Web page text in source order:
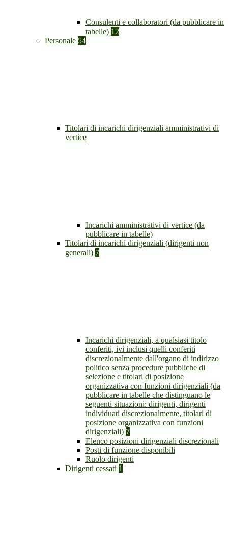
Consulenti e collaboratori (da pubblicare in
tabelle) 12
Personale 54
Titolari di incarichi dirigenziali amministrativi di
vertice
Incarichi amministrativi di vertice (da
pubblicare in tabelle)
Titolari di incarichi dirigenziali (dirigenti non
generali) 7
Incarichi dirigenziali, a qualsiasi titolo
conferiti, ivi inclusi quelli conferiti
discrezionalmente dall'organo di indirizzo
politico senza procedure pubbliche di
selezione e titolari di posizione
organizzativa con funzioni dirigenziali (da
pubblicare in tabelle che distinguano le
seguenti situazioni: dirigenti, dirigenti
individuati discrezionalmente, titolari di
posizione organizzativa con funzioni
dirigenziali) 7
Elenco posizioni dirigenziali discrezionali
Posti di funzione disponibili
Ruolo dirigenti
Dirigenti cessati 1